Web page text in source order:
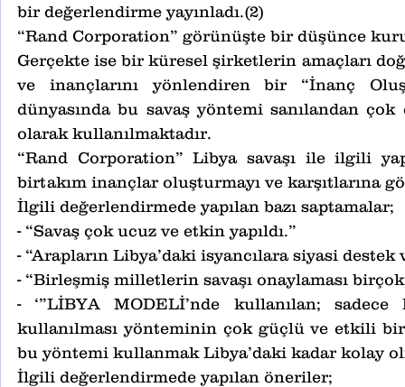
bir değerlendirme yayınladı.(2)
“Rand Corporation” görünüşte bir düşünce
Gerçekte ise bir küresel şirketlerin amaçları
ve inançlarını yönlendiren bir “İnanç
dünyasında bu savaş yöntemi sanılandan
olarak kullanılmaktadır.
“Rand Corporation” Libya savaşı ile ilgili
birtakım inançlar oluşturmayı ve karşıtlarına
İlgili değerlendirmede yapılan bazı saptamalar;
- “Savaş çok ucuz ve etkin yapıldı.”
- “Arapların Libya’daki isyancılara siyasi
- “Birleşmiş milletlerin savaşı onaylaması birçok
- ‘”LİBYA MODELİ’nde kullanılan;
kullanılması yönteminin çok güçlü ve etkili
bu yöntemi kullanmak Libya’daki kadar kolay
İlgili değerlendirmede yapılan öneriler;